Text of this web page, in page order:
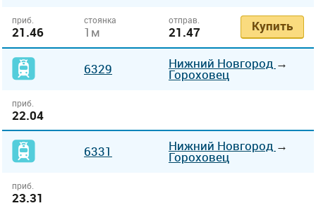
приб.
21.46
стоянка
1м
отправ.
21.47 Купить
6329 Нижний Новгород →
Гороховец
приб.
22.04
6331 Нижний Новгород →
Гороховец
приб.
23.31